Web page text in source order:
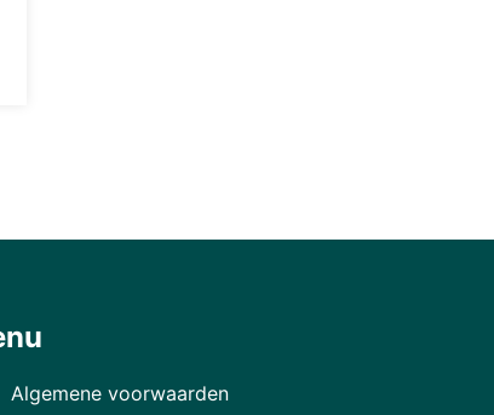
Algemene voorwaarden